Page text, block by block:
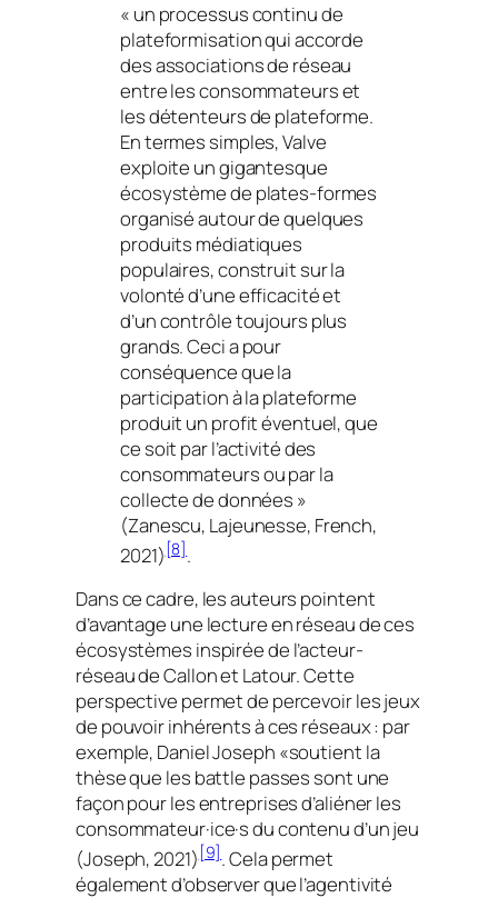
« un processus continu de
plateformisation qui accorde
des associations de réseau
entre les consommateurs et
les détenteurs de plateforme.
En termes simples, Valve
exploite un gigantesque
écosystème de plates-formes
organisé autour de quelques
produits médiatiques
populaires, construit sur la
volonté d’une efficacité et
d’un contrôle toujours plus
grands. Ceci a pour
conséquence que la
participation à la plateforme
produit un profit éventuel, que
ce soit par l’activité des
consommateurs ou par la
collecte de données »
(Zanescu, Lajeunesse, French,
2021)[8].
Dans ce cadre, les auteurs pointent
d’avantage une lecture en réseau de ces
écosystèmes inspirée de l’acteur-
réseau de Callon et Latour. Cette
perspective permet de percevoir les jeux
de pouvoir inhérents à ces réseaux : par
exemple, Daniel Joseph «soutient la
thèse que les battle passes sont une
façon pour les entreprises d’aliéner les
consommateur·ice·s du contenu d’un jeu
(Joseph, 2021)[9]. Cela permet
également d’observer que l’agentivité